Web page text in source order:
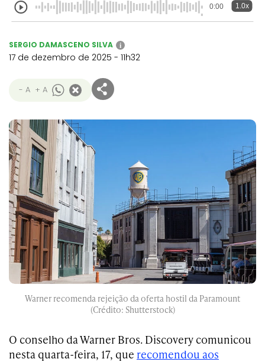
0:00 1.0x
SERGIO DAMASCENO SILVA i
17 de dezembro de 2025 - 11h32
- A + A
Warner recomenda rejeição da oferta hostil da Paramount
(Crédito: Shutterstock)
O conselho da Warner Bros. Discovery comunicou
nesta quarta-feira, 17, que recomendou aos